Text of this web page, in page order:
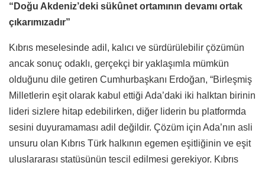
“Doğu Akdeniz’deki sükûnet ortamının devamı ortak
çıkarımızadır”
Kıbrıs meselesinde adil, kalıcı ve sürdürülebilir çözümün
ancak sonuç odaklı, gerçekçi bir yaklaşımla mümkün
olduğunu dile getiren Cumhurbaşkanı Erdoğan, “Birleşmiş
Milletlerin eşit olarak kabul ettiği Ada’daki iki halktan birinin
lideri sizlere hitap edebilirken, diğer liderin bu platformda
sesini duyuramaması adil değildir. Çözüm için Ada’nın asli
unsuru olan Kıbrıs Türk halkının egemen eşitliğinin ve eşit
uluslararası statüsünün tescil edilmesi gerekiyor. Kıbrıs